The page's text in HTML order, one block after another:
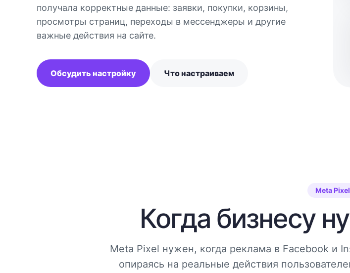
получала корректные данные: заявки, покупки, корзины,
просмотры страниц, переходы в мессенджеры и другие
важные действия на сайте.
Обсудить настройку Что настраиваем
Meta Pixel
Когда бизнесу
Meta Pixel нужен, когда реклама в Facebook и
опираясь на реальные действия